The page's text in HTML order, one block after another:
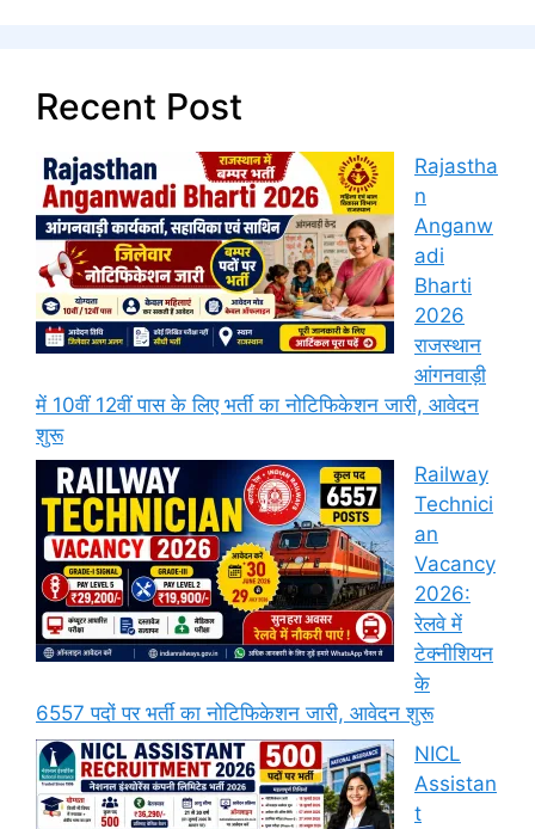
Recent Post
Rajastha
n
Anganw
adi
Bharti
2026
राजस्थान
आंगनवाड़ी
में 10वीं 12वीं पास के लिए भर्ती का नोटिफिकेशन जारी, आवेदन
शुरू
Railway
Technici
an
Vacancy
2026:
रेलवे में
टेक्नीशियन
के
6557 पदों पर भर्ती का नोटिफिकेशन जारी, आवेदन शुरू
NICL
Assistan
t